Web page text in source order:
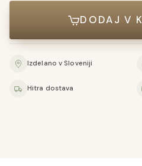
DODAJ V
Izdelano v Sloveniji
Hitra dostava